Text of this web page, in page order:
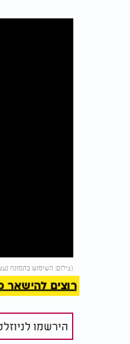
(צילום: השימוש בתמונה נעשה על פי סעיף 27א בכפוף לחוק זכות היוצרים. בעל
רוצים להישאר
הירשמו